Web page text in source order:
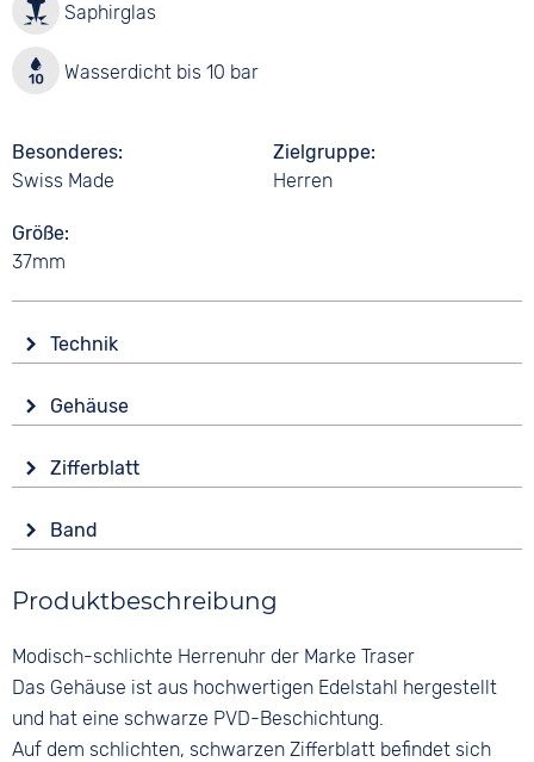
Saphirglas
Wasserdicht bis 10 bar
Besonderes
Swiss Made
Zielgruppe
Herren
Größe
37mm
Technik
Batterie (Quarz)
Wasserdicht
10 bar
Funktionen
Leuchtzeiger / -ziffern
Gehäuse
Edelstahl
Form
Rund
Glas
Farbe
Schwarz
Zifferblatt
Analog
Schwarz
Ziffern
Arabisch
Band
Edelstahl
Farbe
Bandschließe
Faltschließe
Produktbeschreibung
Modisch-schlichte Herrenuhr der Marke Traser
Das Gehäuse ist aus hochwertigen Edelstahl hergestellt
und hat eine schwarze PVD-Beschichtung.
Auf dem schlichten, schwarzen Zifferblatt befindet sich